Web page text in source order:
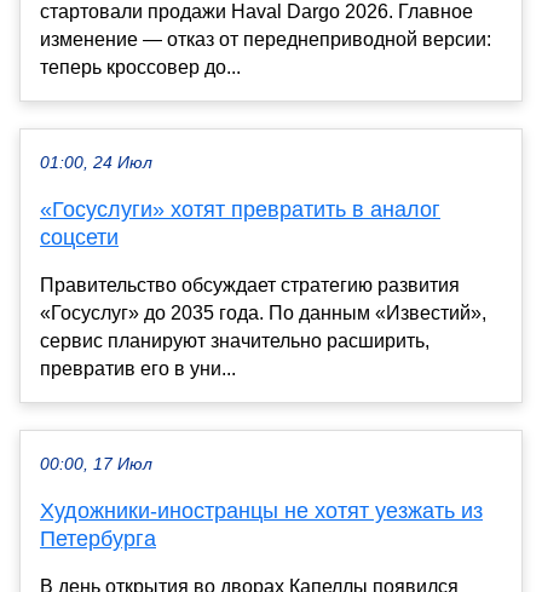
стартовали продажи Haval Dargo 2026. Главное
изменение — отказ от переднеприводной версии:
теперь кроссовер до...
01:00, 24 Июл
«Госуслуги» хотят превратить в аналог
соцсети
Правительство обсуждает стратегию развития
«Госуслуг» до 2035 года. По данным «Известий»,
сервис планируют значительно расширить,
превратив его в уни...
00:00, 17 Июл
Художники-иностранцы не хотят уезжать из
Петербурга
В день открытия во дворах Капеллы появился